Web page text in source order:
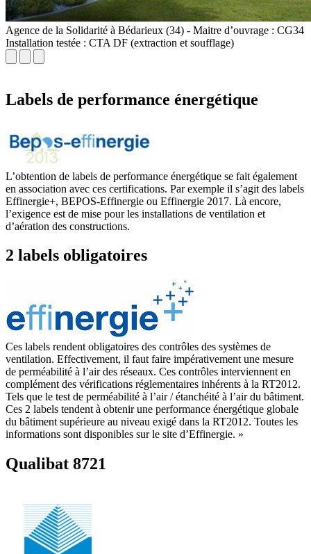
Agence de la Solidarité à Bédarieux (34) - Maitre d’ouvrage : CG34
Installation testée : CTA DF (extraction et soufflage)
Labels de performance énergétique
L’obtention de labels de performance énergétique se fait également
en association avec ces certifications. Par exemple il s’agit des labels
Effinergie+, BEPOS-Effinergie ou Effinergie 2017. Là encore,
l’exigence est de mise pour les installations de ventilation et
d’aération des constructions.
2 labels obligatoires
Ces labels rendent obligatoires des contrôles des systèmes de
ventilation. Effectivement, il faut faire impérativement une mesure
de perméabilité à l’air des réseaux. Ces contrôles interviennent en
complément des vérifications réglementaires inhérents à la RT2012.
Tels que le test de perméabilité à l’air / étanchéité à l’air du bâtiment.
Ces 2 labels tendent à obtenir une performance énergétique globale
du bâtiment supérieure au niveau exigé dans la RT2012. Toutes les
informations sont disponibles sur le site d’Effinergie. »
Qualibat 8721